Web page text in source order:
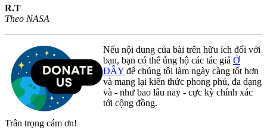
R.T
Theo NASA
Nếu nội dung của bài trên hữu ích đối với
bạn, bạn có thể ủng hộ các tác giả Ở
ĐÂY để chúng tôi làm ngày càng tốt hơn
và mang lại kiến thức phong phú, đa dạng
và - như bao lâu nay - cực kỳ chính xác
tới cộng đồng.
Trân trọng cám ơn!